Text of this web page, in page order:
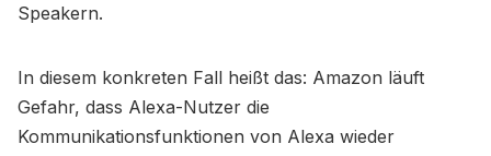
Speakern.
In diesem konkreten Fall heißt das: Amazon läuft
Gefahr, dass Alexa-Nutzer die
Kommunikationsfunktionen von Alexa wieder